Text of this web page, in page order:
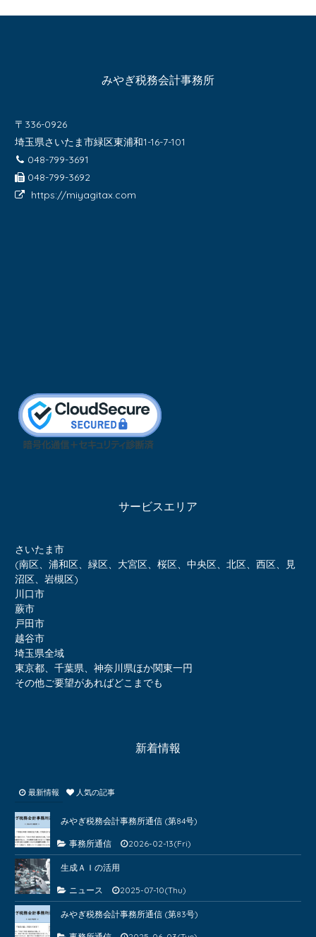
みやぎ税務会計事務所
〒336-0926
埼玉県さいたま市緑区東浦和1-16-7-101
048-799-3691
048-799-3692
https://miyagitax.com
サービスエリア
さいたま市
(南区、浦和区、緑区、大宮区、桜区、中央区、北区、西区、見
沼区、岩槻区)
川口市
蕨市
戸田市
越谷市
埼玉県全域
東京都、千葉県、神奈川県ほか関東一円
その他ご要望があればどこまでも
新着情報
最新情報 人気の記事
みやぎ税務会計事務所通信 (第84号)
事務所通信 2026-02-13(Fri)
生成ＡＩの活用
ニュース 2025-07-10(Thu)
みやぎ税務会計事務所通信 (第83号)